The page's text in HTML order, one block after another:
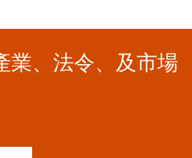
業、法令、及市場